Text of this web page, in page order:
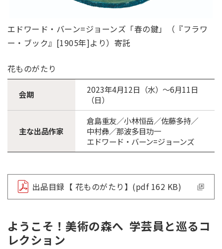
エドワード・バーン=ジョーンズ「春の鍵」（『フラワ
ー・ブック』[1905年]より）寄託
花ものがたり
会期
2023年4月12日（水）～6月11日
（日）
主な出品作家
倉島重友／小林恒岳／佐藤多持／
中村彝／那波多目功一
エドワード・バーン=ジョーンズ
出品目録【 花ものがたり】(pdf 162 KB)
ようこそ！美術の森へ 学芸員と巡るコ
レクション